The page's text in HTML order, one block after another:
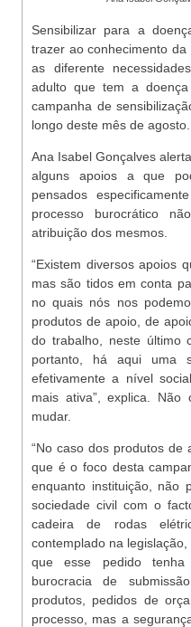
Sensibilizar para a
trazer ao conhecimento da
as diferente
adulto que tem a doença
campanha de
longo deste mês de agosto.
Ana Isabel Gonçalves
alguns apoios a que
pensados
processo burocrático
atribuição dos mesmos.
“Existem diversos apoios
mas são tidos em conta
no quais nós nos
produtos de apoio, de
do trabalho, neste último
portanto, há aqui uma
efetivamente a nível
mais ativa”, explica.
mudar.
“No caso dos produtos de
que é o foco desta
enquanto instituição, não
sociedade civil com o
cadeira de rodas
contemplado na
que esse pedido
burocracia de
produtos, pedidos de
processo, mas a